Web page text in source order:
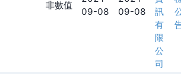
非數值
09-08
09-08
訊
有
限
公
司